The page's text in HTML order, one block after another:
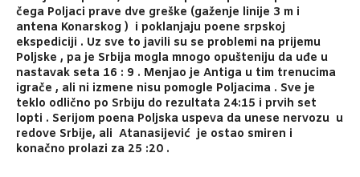
čega Poljaci prave dve greške (gaženje linije 3 m i
antena Konarskog ) i poklanjaju poene srpskoj
ekspediciji . Uz sve to javili su se problemi na prijemu
Poljske , pa je Srbija mogla mnogo opušteniju da uđe u
nastavak seta 16 : 9 . Menjao je Antiga u tim trenucima
igrače , ali ni izmene nisu pomogle Poljacima . Sve je
teklo odlično po Srbiju do rezultata 24:15 i prvih set
lopti . Serijom poena Poljska uspeva da unese nervozu u
redove Srbije, ali Atanasijević je ostao smiren i
konačno prolazi za 25 :20 .